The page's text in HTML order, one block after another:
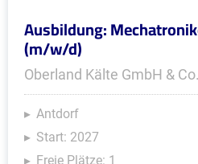
Ausbildung:
(m/w/d)
Oberland Kälte GmbH &
Antdorf
Start: 2027
Freie Plätze: 1